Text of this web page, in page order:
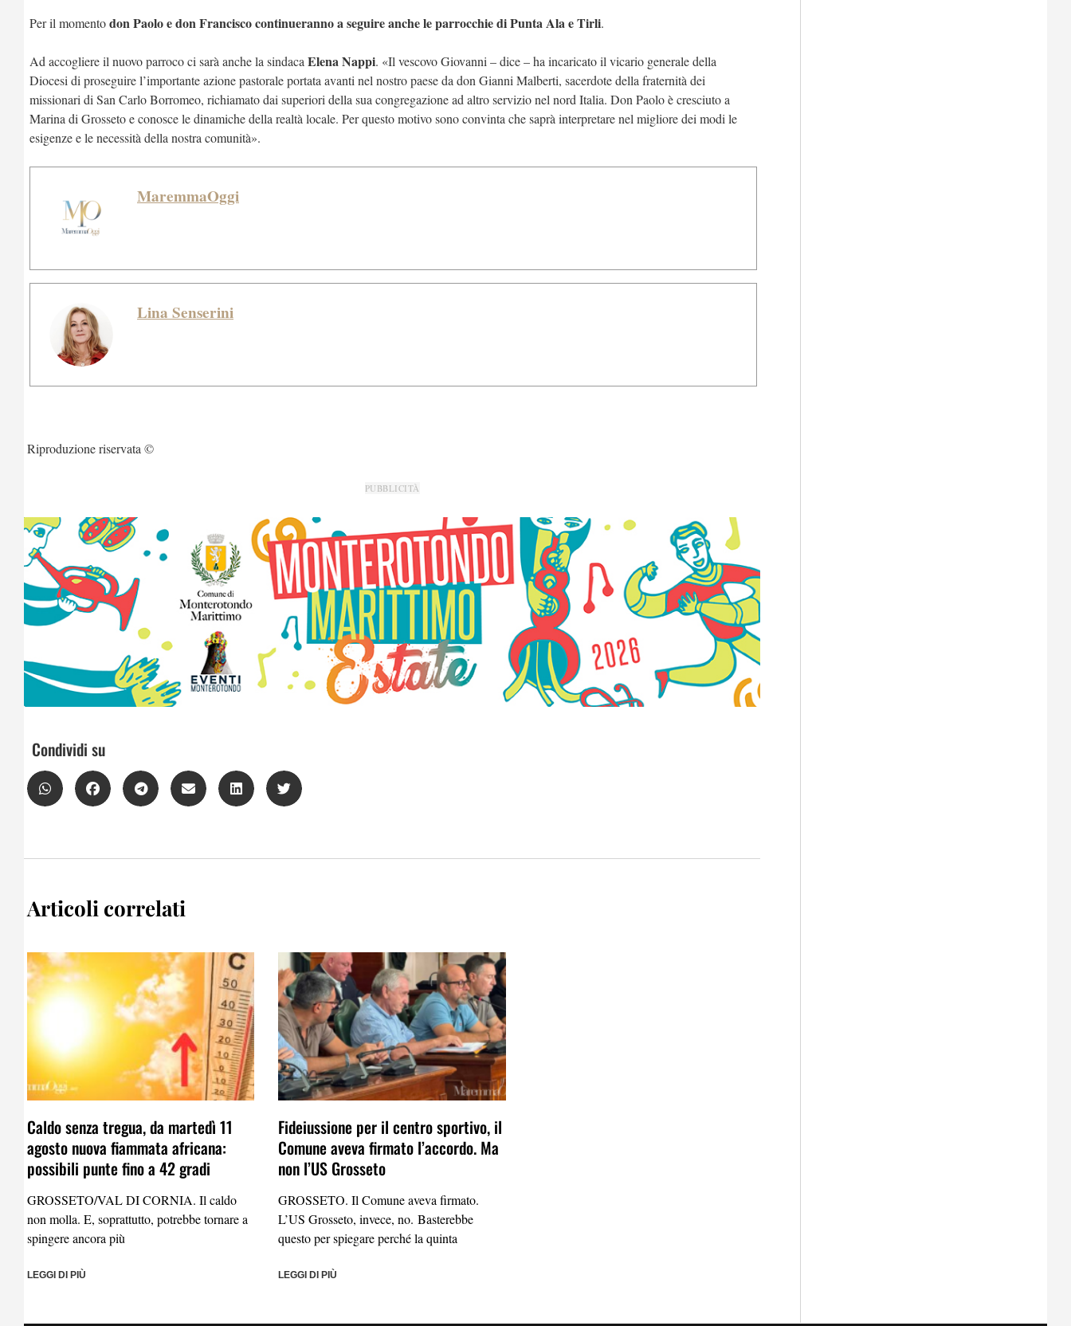
Per il momentodon Paolo e don Francisco continueranno a seguire anche le parrocchie di Punta Ala e Tirli.
Ad accogliere il nuovo parroco ci sarà anche la sindaca Elena Nappi. «Il vescovo Giovanni – dice – ha incaricato il vicario generale della
Diocesi di proseguire l’importante azione pastorale portata avanti nel nostro paese da don Gianni Malberti, sacerdote della fraternità dei
missionari di San Carlo Borromeo, richiamato dai superiori della sua congregazione ad altro servizio nel nord Italia. Don Paolo è cresciuto a
Marina di Grosseto e conosce le dinamiche della realtà locale. Per questo motivo sono convinta che saprà interpretare nel migliore dei modi le
esigenze e le necessità della nostra comunità».
MaremmaOggi
Lina Senserini
Riproduzione riservata ©
PUBBLICITÀ
Condividi su
Articoli correlati
Caldo senza tregua, da martedì 11
agosto nuova fiammata africana:
possibili punte fino a 42 gradi
GROSSETO/VAL DI CORNIA. Il caldo
non molla. E, soprattutto, potrebbe tornare a
spingere ancora più
LEGGI DI PIÙ
Fideiussione per il centro sportivo, il
Comune aveva firmato l’accordo. Ma
non l’US Grosseto
GROSSETO. Il Comune aveva firmato.
L’US Grosseto, invece, no. Basterebbe
questo per spiegare perché la quinta
LEGGI DI PIÙ